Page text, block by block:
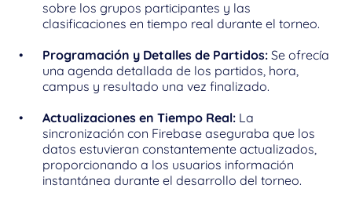
sobre los grupos participantes y las
clasificaciones en tiempo real durante el torneo.
Programación y Detalles de Partidos: Se ofrecía
una agenda detallada de los partidos, hora,
campus y resultado una vez finalizado.
Actualizaciones en Tiempo Real: La
sincronización con Firebase aseguraba que los
datos estuvieran constantemente actualizados,
proporcionando a los usuarios información
instantánea durante el desarrollo del torneo.